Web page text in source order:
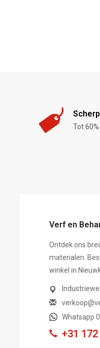
Tot
Verf en
Ontdek ons
materialen.
winkel in
Whatsapp
+31